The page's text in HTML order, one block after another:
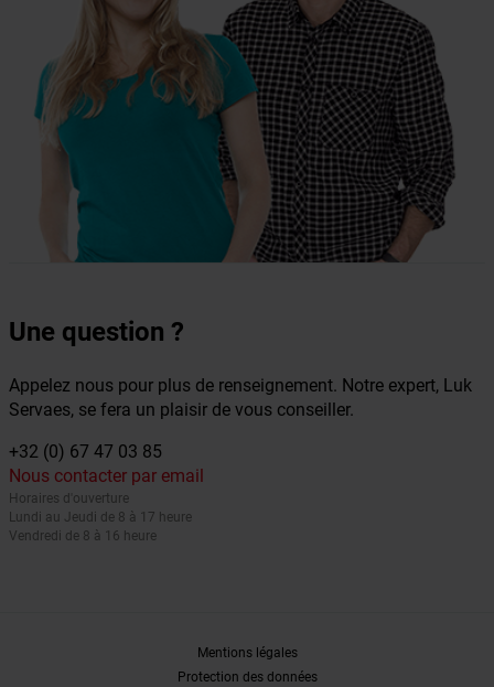
Une question ?
Appelez nous pour plus de renseignement. Notre expert, Luk
Servaes, se fera un plaisir de vous conseiller.
+32 (0) 67 47 03 85
Nous contacter par email
Horaires d'ouverture
Lundi au Jeudi de 8 à 17 heure
Vendredi de 8 à 16 heure
Mentions légales
Protection des données